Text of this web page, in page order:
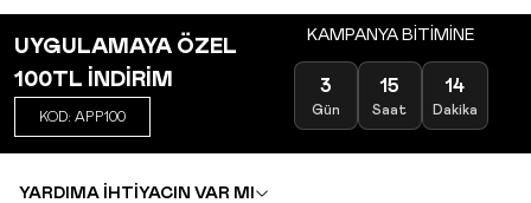
UYGULAMAYA ÖZEL
100TL İNDİRİM
KOD: APP100
KAMPANYA BİTİMİNE
3
Gün
15
Saat
14
Dakika
YARDIMA İHTİYACIN VAR MI